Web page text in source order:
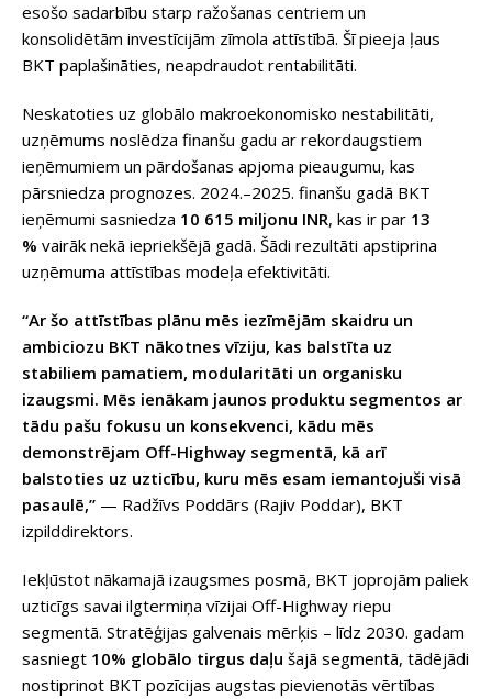
esošo sadarbību starp ražošanas centriem un
konsolidētām investīcijām zīmola attīstībā. Šī pieeja ļaus
BKT paplašināties, neapdraudot rentabilitāti.
Neskatoties uz globālo makroekonomisko nestabilitāti,
uzņēmums noslēdza finanšu gadu ar rekordaugstiem
ieņēmumiem un pārdošanas apjoma pieaugumu, kas
pārsniedza prognozes. 2024.–2025. finanšu gadā BKT
ieņēmumi sasniedza 10 615 miljonu INR, kas ir par 13
% vairāk nekā iepriekšējā gadā. Šādi rezultāti apstiprina
uzņēmuma attīstības modeļa efektivitāti.
“Ar šo attīstības plānu mēs iezīmējām skaidru un
ambiciozu BKT nākotnes vīziju, kas balstīta uz
stabiliem pamatiem, modularitāti un organisku
izaugsmi. Mēs ienākam jaunos produktu segmentos ar
tādu pašu fokusu un konsekvenci, kādu mēs
demonstrējam Off-Highway segmentā, kā arī
balstoties uz uzticību, kuru mēs esam iemantojuši visā
pasaulē,” — Radžīvs Poddārs (Rajiv Poddar), BKT
izpilddirektors.
Iekļūstot nākamajā izaugsmes posmā, BKT joprojām paliek
uzticīgs savai ilgtermiņa vīzijai Off-Highway riepu
segmentā. Stratēģijas galvenais mērķis – līdz 2030. gadam
sasniegt 10% globālo tirgus daļu šajā segmentā, tādējādi
nostiprinot BKT pozīcijas augstas pievienotās vērtības